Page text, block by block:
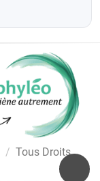
/ Tous Droits